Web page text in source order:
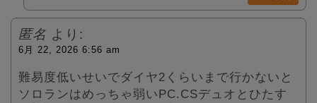
匿名 より:
6月 22, 2026 6:56 am
難易度低いせいでダイヤ2くらいまで行かないと
ソロランはめっちゃ弱いPC.CSデュオとひたす